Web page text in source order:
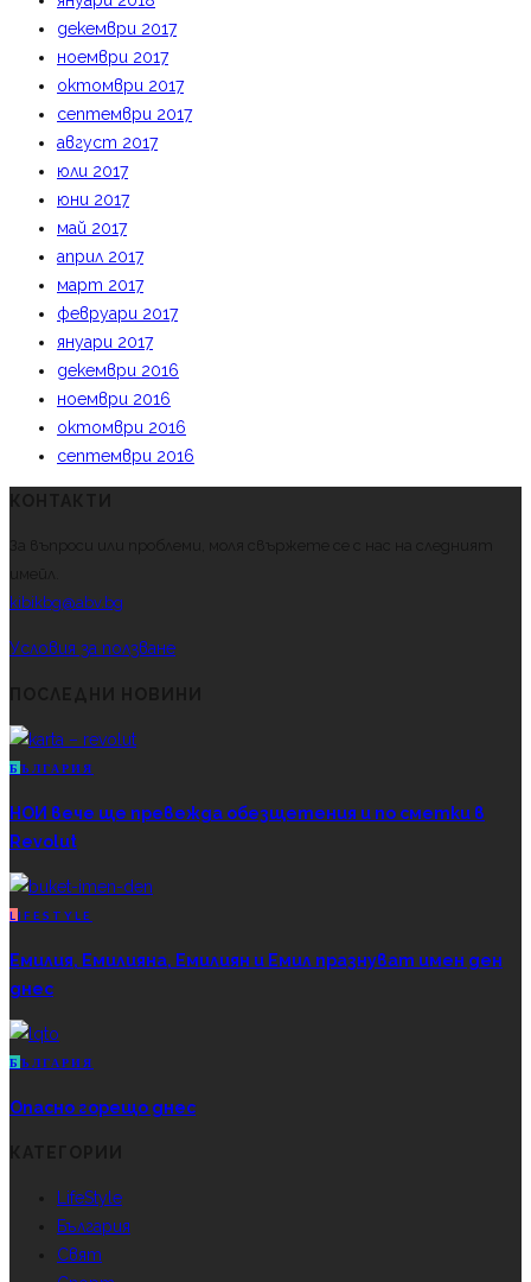
декември 2017
ноември 2017
октомври 2017
септември 2017
август 2017
юли 2017
юни 2017
май 2017
април 2017
март 2017
февруари 2017
януари 2017
декември 2016
ноември 2016
октомври 2016
септември 2016
За въпроси или проблеми, моля свържете се с нас на следният
имейл.
kibikbg@abv.bg
Условия за ползване
Б ЪЛГАРИЯ
НОИ вече ще превежда обезщетения и по сметки в
Revolut
L IFESTYLE
Емилия, Емилияна, Емилиян и Емил празнуват имен ден
днес
Б ЪЛГАРИЯ
Опасно горещо днес
LifeStyle
България
Свят